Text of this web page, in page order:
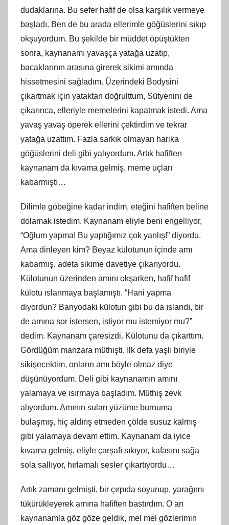
dudaklarına. Bu sefer hafif de olsa karşılık vermeye
başladı. Ben de bu arada ellerimle göğüslerini sıkıp
okşuyordum. Bu şekilde bir müddet öpüştükten
sonra, kaynanamı yavaşça yatağa uzatıp,
bacaklarının arasına girerek sikimi amında
hissetmesini sağladım. Üzerindeki Bodysini
çıkartmak için yataktan doğrulttum, Sütyenini de
çıkarınca, elleriyle memelerini kapatmak istedi. Ama
yavaş yavaş öperek ellerini çektirdim ve tekrar
yatağa uzattım. Fazla sarkık olmayan harika
göğüslerini deli gibi yalıyordum. Artık hafiften
kaynanam da kıvama gelmiş, meme uçları
kabarmıştı…
Dilimle göbeğine kadar indim, eteğini hafiften beline
dolamak istedim. Kaynanam eliyle beni engelliyor,
“Oğlum yapma! Bu yaptığımız çok yanlış!” diyordu.
Ama dinleyen kim? Beyaz külotunun içinde amı
kabarmış, adeta sikime davetiye çıkarıyordu.
Külotunun üzerinden amını okşarken, hafif hafif
külotu ıslanmaya başlamıştı. “Hani yapma
diyordun? Banyodaki külotun gibi bu da ıslandı, bir
de amına sor istersen, istiyor mu istemiyor mu?”
dedim. Kaynanam çaresizdi. Külotunu da çıkarttım.
Gördüğüm manzara müthişti. İlk defa yaşlı biriyle
sikişecektim, onların amı böyle olmaz diye
düşünüyordum. Deli gibi kaynanamın amını
yalamaya ve ısırmaya başladım. Müthiş zevk
alıyordum. Amının suları yüzüme burnuma
bulaşmış, hiç aldırış etmeden çölde susuz kalmış
gibi yalamaya devam ettim. Kaynanam da iyice
kıvama gelmiş, eliyle çarşafı sıkıyor, kafasını sağa
sola sallıyor, hırlamalı sesler çıkartıyordu…
Artık zamanı gelmişti, bir çırpıda soyunup, yarağımı
tükürükleyerek amına hafiften bastırdım. O an
kaynanamla göz göze geldik, mel mel gözlerimin